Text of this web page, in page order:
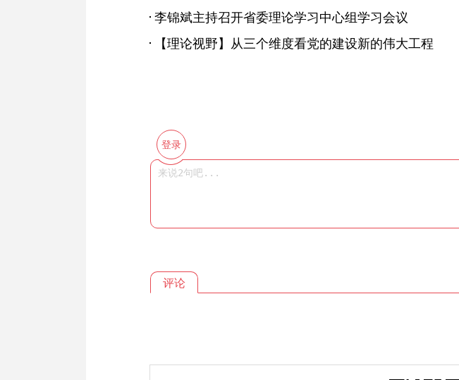
李锦斌主持召开省委理论学习中心组学习会议
【理论视野】从三个维度看党的建设新的伟大工程
登录
评论